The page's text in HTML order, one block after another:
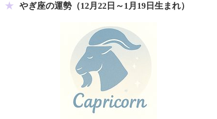
やぎ座の運勢（12月22日～1月19日生まれ）